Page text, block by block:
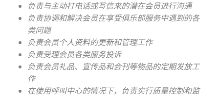
负责与主动打电话或写信来的潜在会员进行沟通
负责协调和解决会员在享受俱乐部服务中遇到的各
类问题
负责会员个人资料的更新和管理工作
负责受理会员各类服务投诉
负责会员礼品、宣传品和会刊等物品的定期发放工
作
在使用呼叫中心的情况下，负责实行质量控制和监